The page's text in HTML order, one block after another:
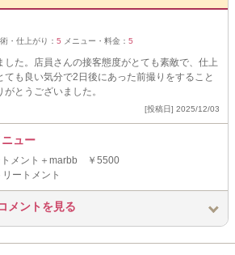
・仕上がり： 5 メニュー・料金： 5
した。店員さんの接客態度がとても素敵で、仕上
も良い気分で2日後にあった前撮りをすること
とうございました。
[投稿日] 2025/12/03
ュー
トメント＋marbb ￥5500
ートメント
メントを見る